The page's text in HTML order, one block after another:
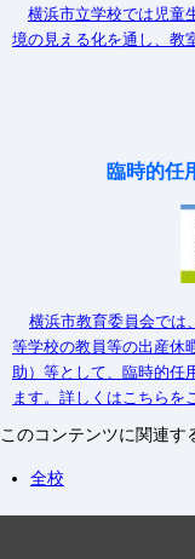
横浜市立学校では児童
境の見える化を通し、教
臨時的任
横浜市教育委員会では
等学校の教員等の出産休
助）等として、臨時的任
ます。詳しくはこちらを
このコンテンツに関連す
全校